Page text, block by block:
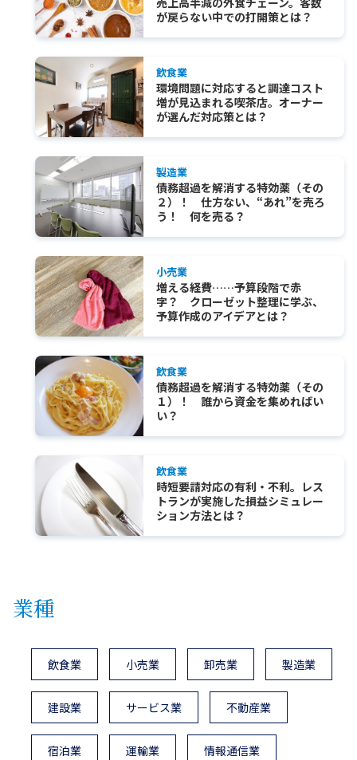
が戻らない中での打開策とは？
飲食業
環境問題に対応すると調達コスト
増が見込まれる喫茶店。オーナー
が選んだ対応策とは？
製造業
債務超過を解消する特効薬（その
２）！ 仕方ない、“あれ”を売ろ
う！ 何を売る？
小売業
増える経費……予算段階で赤
字？ クローゼット整理に学ぶ、
予算作成のアイデアとは？
飲食業
債務超過を解消する特効薬（その
１）！ 誰から資金を集めればい
い？
飲食業
時短要請対応の有利・不利。レス
トランが実施した損益シミュレー
ション方法とは？
業種
飲食業 小売業 卸売業 製造業
建設業 サービス業 不動産業
宿泊業 運輸業 情報通信業